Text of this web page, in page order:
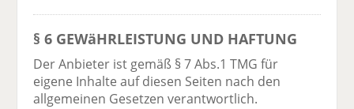
§ 6 GEWäHRLEISTUNG UND HAFTUNG
Der Anbieter ist gemäß § 7 Abs.1 TMG für
eigene Inhalte auf diesen Seiten nach den
allgemeinen Gesetzen verantwortlich.